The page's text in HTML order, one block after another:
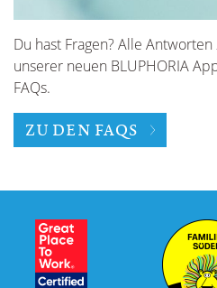
Du hast Fragen? Alle
unserer neuen BLUPHORIA
FAQs.
ZU DEN FAQS